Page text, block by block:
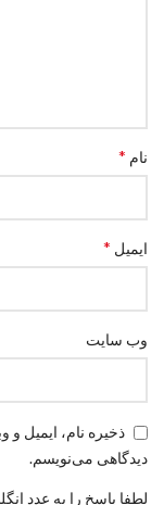
نام *
ایمیل *
وب‌ سایت
ذخیره نام، ایمیل
دیدگاهی می‌نویسم.
لطفا پاسخ را به عدد